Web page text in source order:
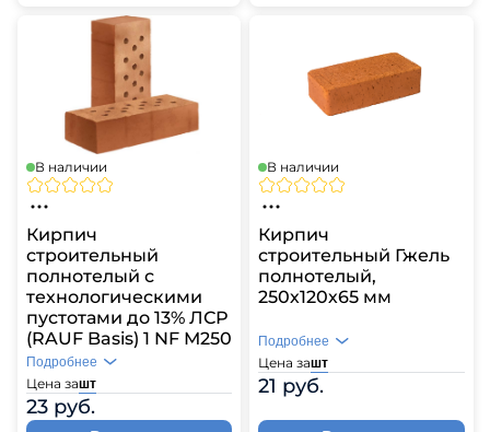
В наличии
Кирпич
строительный
полнотелый с
технологическими
пустотами до 13% ЛСР
(RAUF Basis) 1 NF М250
Цена зашт
23 руб.
Подробнее
В наличии
Кирпич
строительный Гжель
полнотелый,
250х120х65 мм
Цена зашт
21 руб.
Подробнее